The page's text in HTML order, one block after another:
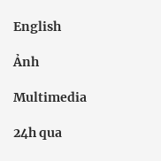
English
Ảnh
Multimedia
24h qua